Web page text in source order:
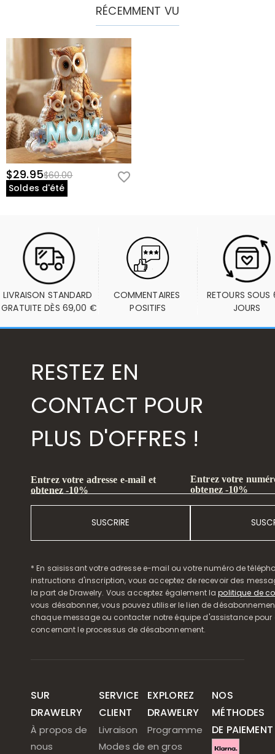
RÉCEMMENT VU
$29.95$60.00
Soldes d'été
LIVRAISON STANDARD
GRATUITE DÈS 69,00 €
COMMENTAIRES
POSITIFS
RETOURS SOUS
JOURS
RESTEZ EN
CONTACT POUR
PLUS D'OFFRES !
Entrez votre adresse e-mail et
obtenez -10%
SUSCRIRE
Entrez votre
obtenez -10%
* En saisissant votre adresse e-mail ou votre numéro de
instructions d'inscription, vous acceptez de recevoir des
la part de Drawelry. Vous acceptez également lapolitique de
vous désabonner, vous pouvez utiliser le lien de
chaque message ou contacter notre équipe d'assistance pour
concernant le processus de désabonnement.
SUR
DRAWELRY
À propos de
nous
SERVICE
CLIENT
Livraison
Modes de
EXPLOREZ
DRAWELRY
Programme
en gros
NOS
MÉTHODES
DE PAIEMENT